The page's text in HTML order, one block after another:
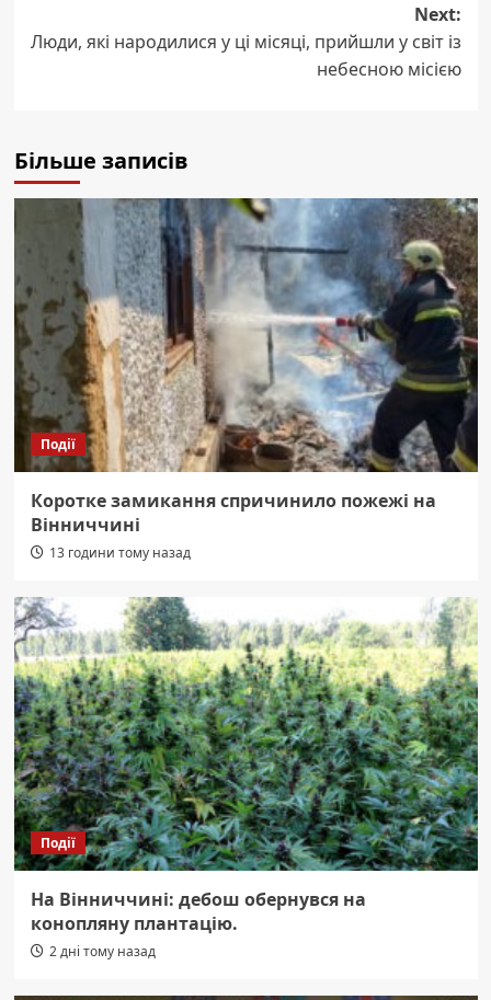
Next:
Люди, які народилися у ці місяці, прийшли у світ із
небесною місією
Більше записів
Події
Коротке замикання спричинило пожежі на
Вінниччині
13 години тому назад
Події
На Вінниччині: дебош обернувся на
конопляну плантацію.
2 дні тому назад